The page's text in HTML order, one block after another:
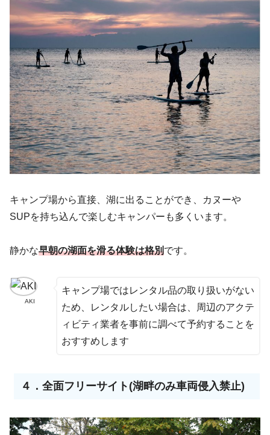
キャンプ場から直接、湖に出ることができ、カヌーや
SUPを持ち込んで楽しむキャンパーも多くいます。
静かな早朝の湖面を滑る体験は格別です。
AKI
キャンプ場ではレンタル品の取り扱いがない
ため、レンタルしたい場合は、周辺のアクテ
ィビティ業者を事前に調べて予約することを
おすすめします
４． 全面フリーサイト (湖畔のみ車両侵入禁止)